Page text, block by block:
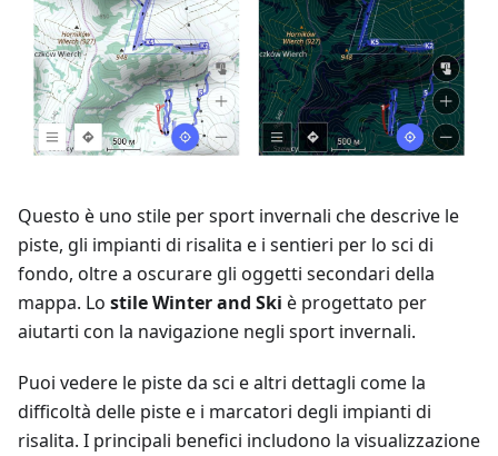
Questo è uno stile per sport invernali che descrive le
piste, gli impianti di risalita e i sentieri per lo sci di
fondo, oltre a oscurare gli oggetti secondari della
mappa. Lo stile Winter and Ski è progettato per
aiutarti con la navigazione negli sport invernali.
Puoi vedere le piste da sci e altri dettagli come la
difficoltà delle piste e i marcatori degli impianti di
risalita. I principali benefici includono la visualizzazione